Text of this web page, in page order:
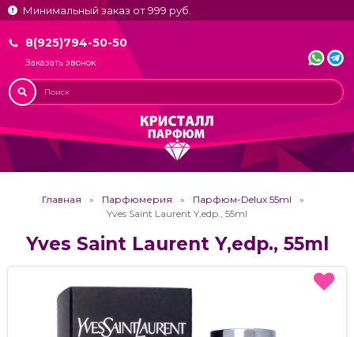
Минимальный заказ от 999 руб.
8(925)794-50-50
Заказать звонок
Главная Парфюмерия
Парфюм-Delux 55ml
Yves Saint Laurent Y,edp., 55ml
Yves Saint Laurent Y,edp., 55ml